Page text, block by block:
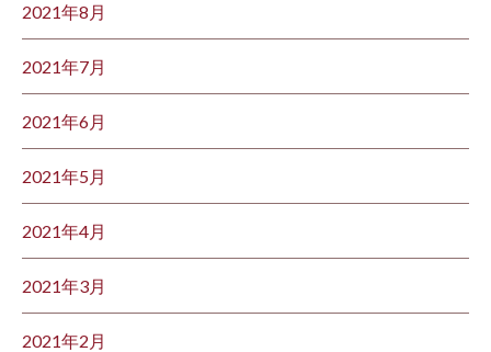
2021年8月
2021年7月
2021年6月
2021年5月
2021年4月
2021年3月
2021年2月